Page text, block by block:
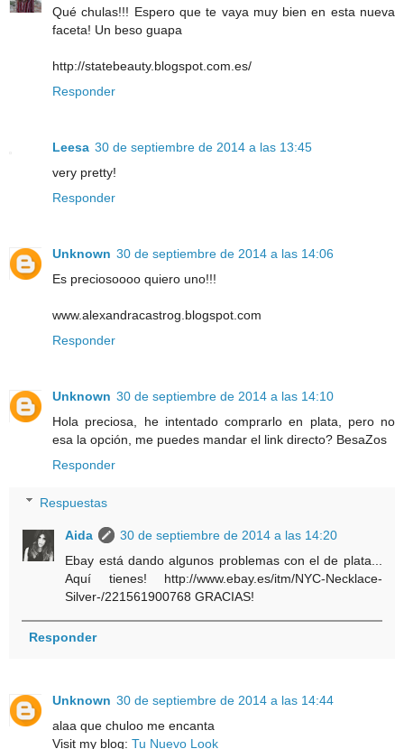
Qué chulas!!! Espero que te vaya muy bien en esta nueva
faceta! Un beso guapa
http://statebeauty.blogspot.com.es/
Responder
Leesa 30 de septiembre de 2014 a las 13:45
very pretty!
Responder
Unknown 30 de septiembre de 2014 a las 14:06
Es preciosoooo quiero uno!!!
www.alexandracastrog.blogspot.com
Responder
Unknown 30 de septiembre de 2014 a las 14:10
Hola preciosa, he intentado comprarlo en plata, pero no
esa la opción, me puedes mandar el link directo? BesaZos
Responder
Respuestas
Aida
30 de septiembre de 2014 a las 14:20
Ebay está dando algunos problemas con el de plata...
Aquí tienes! http://www.ebay.es/itm/NYC-Necklace-
Silver-/221561900768 GRACIAS!
Responder
Unknown 30 de septiembre de 2014 a las 14:44
alaa que chuloo me encanta
Visit my blog: Tu Nuevo Look